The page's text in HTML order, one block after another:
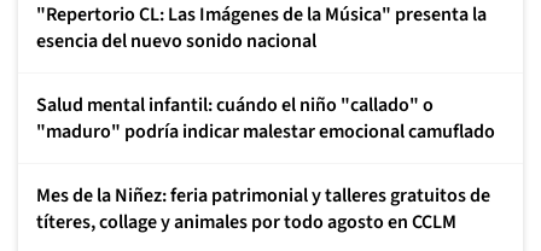
"Repertorio CL: Las Imágenes de la Música" presenta la
esencia del nuevo sonido nacional
Salud mental infantil: cuándo el niño "callado" o
"maduro" podría indicar malestar emocional camuflado
Mes de la Niñez: feria patrimonial y talleres gratuitos de
títeres, collage y animales por todo agosto en CCLM